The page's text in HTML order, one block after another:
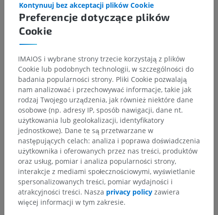
Powiązane struktury:Nie istnieją struktury powiązane
z tą częścią ciała
Neuroanatomia człowieka
Tłumaczenia
Zauważyłeś błąd?
Zachęcamy do przesyłania sugestii poprawek,
tłumaczeń lub innych treści, które przełożą się na
lepszą jakość materiałów.
Zgłoś problem
Preferencje dotyczące plików
Cookie
Kontynuuj bez akceptacji plików Cookie
IMAIOS i wybrane strony trzecie korzystają z plików
Cookie lub podobnych technologii, w szczególności do
badania popularności strony. Pliki Cookie pozwalają
nam analizować i przechowywać informacje, takie jak
rodzaj Twojego urządzenia, jak również niektóre dane
osobowe (np. adresy IP, sposób nawigacji, dane nt.
użytkowania lub geolokalizacji, identyfikatory
jednostkowe). Dane te są przetwarzane w
następujących celach: analiza i poprawa doświadczenia
użytkownika i oferowanych przez nas treści, produktów
oraz usług, pomiar i analiza popularności strony,
interakcje z mediami społecznościowymi, wyświetlanie
spersonalizowanych treści, pomiar wydajności i
atrakcyjności treści. Nasza privacy policy zawiera
więcej informacji w tym zakresie.